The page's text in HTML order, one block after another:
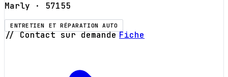
Marly · 57155
ENTRETIEN ET RÉPARATION AUTO
// Contact sur demande Fiche